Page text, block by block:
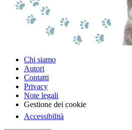
Chi siamo
Autori
Contatti
Privacy
Note legali
Gestione dei cookie
Accessibilità